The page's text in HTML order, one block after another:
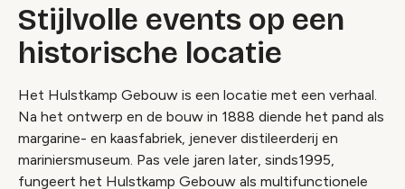
Stijlvolle events op een
historische locatie
Het Hulstkamp Gebouw is een locatie met een verhaal.
Na het ontwerp en de bouw in 1888 diende het pand als
margarine- en kaasfabriek, jenever distileerderij en
mariniersmuseum. Pas vele jaren later, sinds1995,
fungeert het Hulstkamp Gebouw als multifunctionele